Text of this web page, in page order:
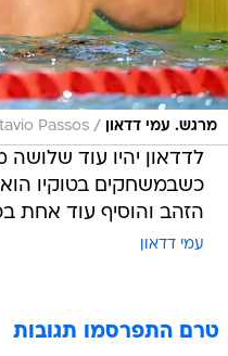
מרגש. עמי דדאון /
Passos
לדדאון יהיו עוד שלושה
כשבמשחקים בטוקיו
הזהב והוסיף עוד אחת
עמי דדאון
טרם התפרסמו תגובות